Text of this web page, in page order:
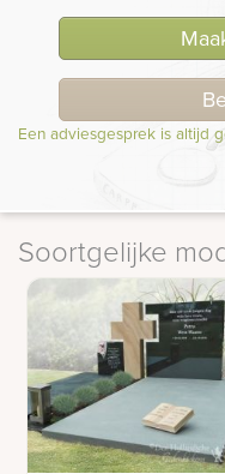
Een adviesgesprek is altijd
Soortgelijke